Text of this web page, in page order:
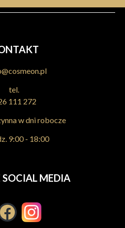
tel.
111 272
w dni robocze
9:00 - 18:00
SOCIAL MEDIA